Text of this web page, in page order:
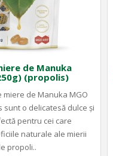
de Manuka
(propolis)
miere de Manuka MGO
sunt o delicatesă dulce și
pentru cei care
naturale ale mierii
propoli..